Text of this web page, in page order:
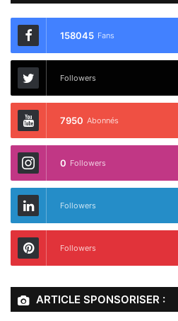
158045 Fans
Followers
7950 Abonnés
0 Followers
Followers
Followers
ARTICLE SPONSORISER :